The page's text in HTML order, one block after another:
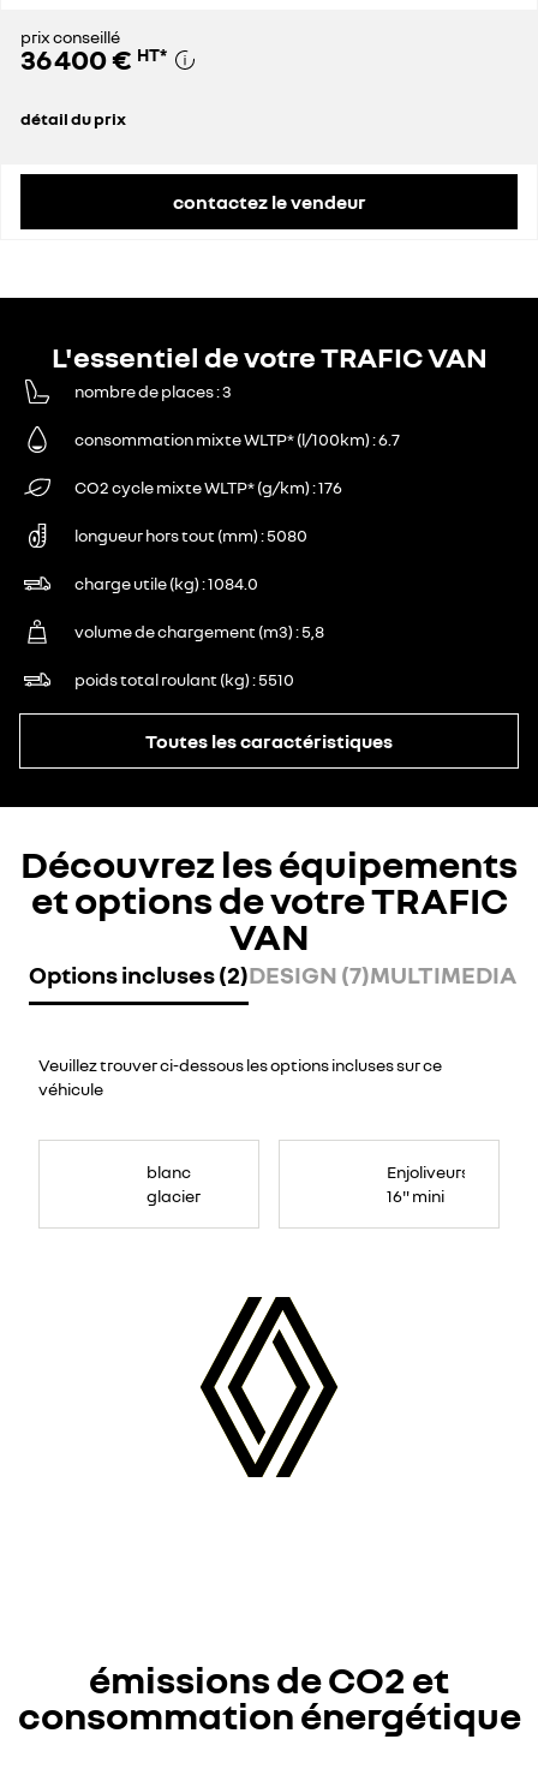
prix conseillé
36 400 € HT*
détail du prix
contactez le vendeur
L'essentiel de votre TRAFIC VAN
nombre de places 3
consommation mixte WLTP* (l/100km) 6.7
CO2 cycle mixte WLTP* (g/km) 176
longueur hors tout (mm) 5080
charge utile (kg) 1084.0
volume de chargement (m3) 5,8
poids total roulant (kg) 5510
Toutes les caractéristiques
Découvrez les équipements
et options de votre TRAFIC
VAN
Options incluses (2)DESIGN (7)MULTIMEDIA
Veuillez trouver ci-dessous les options incluses sur ce
véhicule
blanc
glacier
Enjoliveurs
16" mini
émissions de CO2 et
consommation énergétique